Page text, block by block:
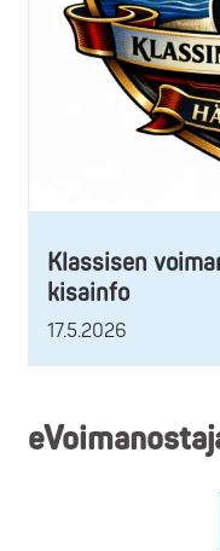
Klassisen
kisainfo
17.5.2026